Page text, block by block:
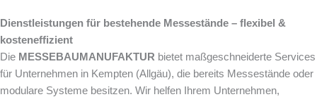
Dienstleistungen für bestehende Messestände – flexibel &
kosteneffizient
Die MESSEBAUMANUFAKTUR bietet maßgeschneiderte Services
für Unternehmen in Kempten (Allgäu), die bereits Messestände oder
modulare Systeme besitzen. Wir helfen Ihrem Unternehmen,